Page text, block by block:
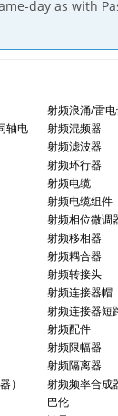
day as with
轴电
）
射频浪涌/雷
射频混频器
射频滤波器
射频环行器
射频电缆
射频电缆组件
射频相位微调
射频移相器
射频耦合器
射频转接头
射频连接器帽
射频连接器短
射频配件
射频限幅器
射频隔离器
射频频率合成
巴伦